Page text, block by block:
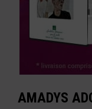
AMADYS